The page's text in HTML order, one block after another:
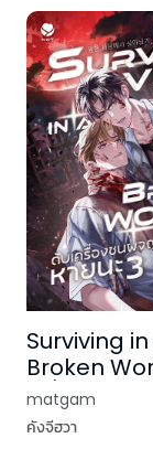
Surviving
Broken
เครื่องชนผจญ
หายนะ เล่ม 3
matgam
คังจีฮวา